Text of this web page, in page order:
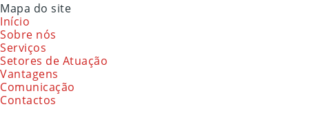
Mapa do site
Início
Sobre nós
Serviços
Setores de Atuação
Vantagens
Comunicação
Contactos